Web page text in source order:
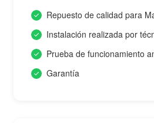
Repuesto de calidad para
Instalación realizada por
Prueba de funcionamiento
Garantía